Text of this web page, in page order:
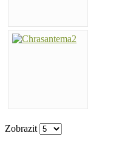
Zobrazit